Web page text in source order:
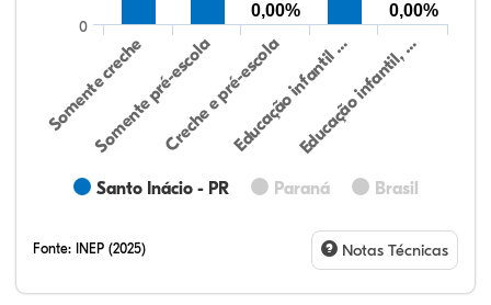
Santo Inácio - PR Paraná Brasil
Somente creche
Somente pré-escolaCreche e pré-escolaEducação infantil …Educação infantil, …
0
0,00% 0,00%
Fonte: INEP (2025) Notas Técnicas